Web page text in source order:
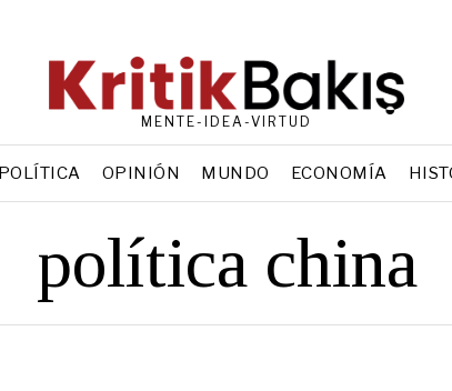
MENTE-IDEA-VIRTUD
POLÍTICA OPINIÓN MUNDO ECONOMÍA
política china